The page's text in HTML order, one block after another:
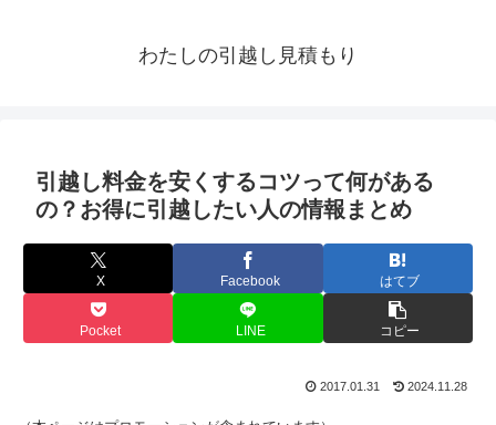
わたしの引越し見積もり
引越し料金を安くするコツって何がある
の？お得に引越したい人の情報まとめ
X Facebook はてブ
Pocket LINE コピー
2017.01.31 2024.11.28